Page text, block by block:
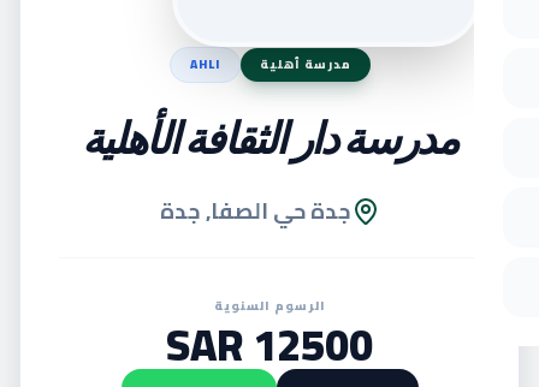
مدرسة أهلية AHLI
مدرسة دار الثقافة الأهلية
جدة حي الصفا, جدة
الرسوم السنوية
12500 SAR